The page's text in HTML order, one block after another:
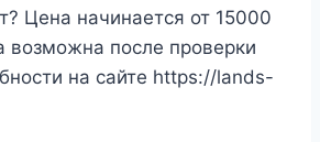
Цена начинается от 15000
возможна после проверки
на сайте https://lands-